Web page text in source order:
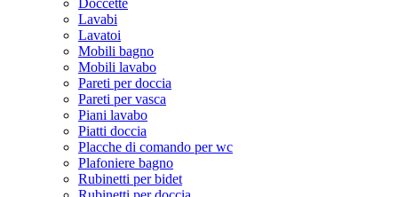
Lavabi
Lavatoi
Mobili bagno
Mobili lavabo
Pareti per doccia
Pareti per vasca
Piani lavabo
Piatti doccia
Placche di comando per wc
Plafoniere bagno
Rubinetti per bidet